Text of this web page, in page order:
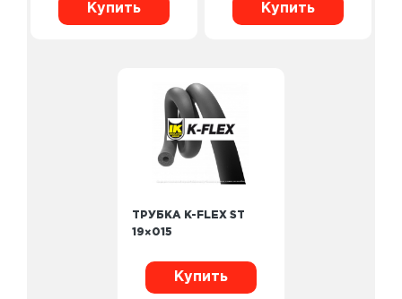
Купить Купить
ТРУБКА K-FLEX ST
19×015
Купить